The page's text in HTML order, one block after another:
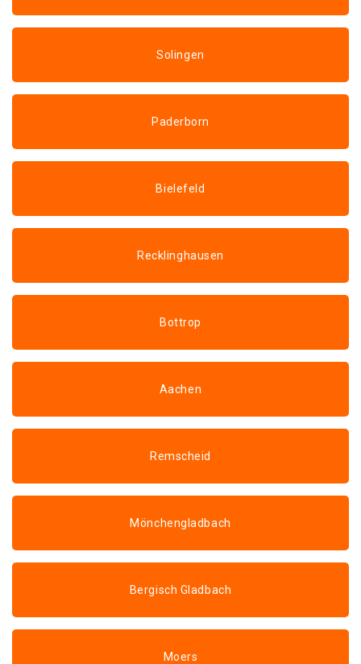
Solingen
Paderborn
Bielefeld
Recklinghausen
Bottrop
Aachen
Remscheid
Mönchengladbach
Bergisch Gladbach
Moers